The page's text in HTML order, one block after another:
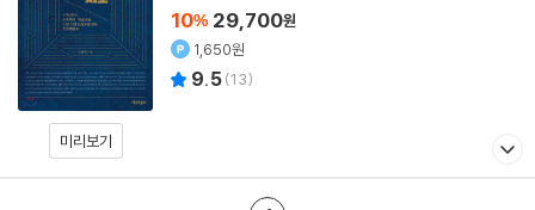
미리보기
10% 29,700원
1,650원
9.5(13)